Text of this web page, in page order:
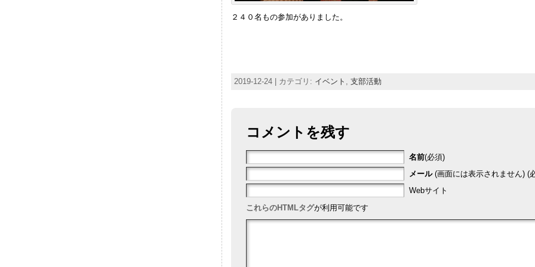
２４０名もの参加がありました。
2019-12-24 | カテゴリ: イベント , 支部活動
コメントを残す
名前(必須)
メール(画面には表示されません) (
Webサイト
これらのHTMLタグが利用可能です